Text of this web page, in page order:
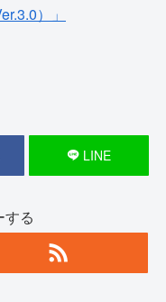
）」
LINE
る